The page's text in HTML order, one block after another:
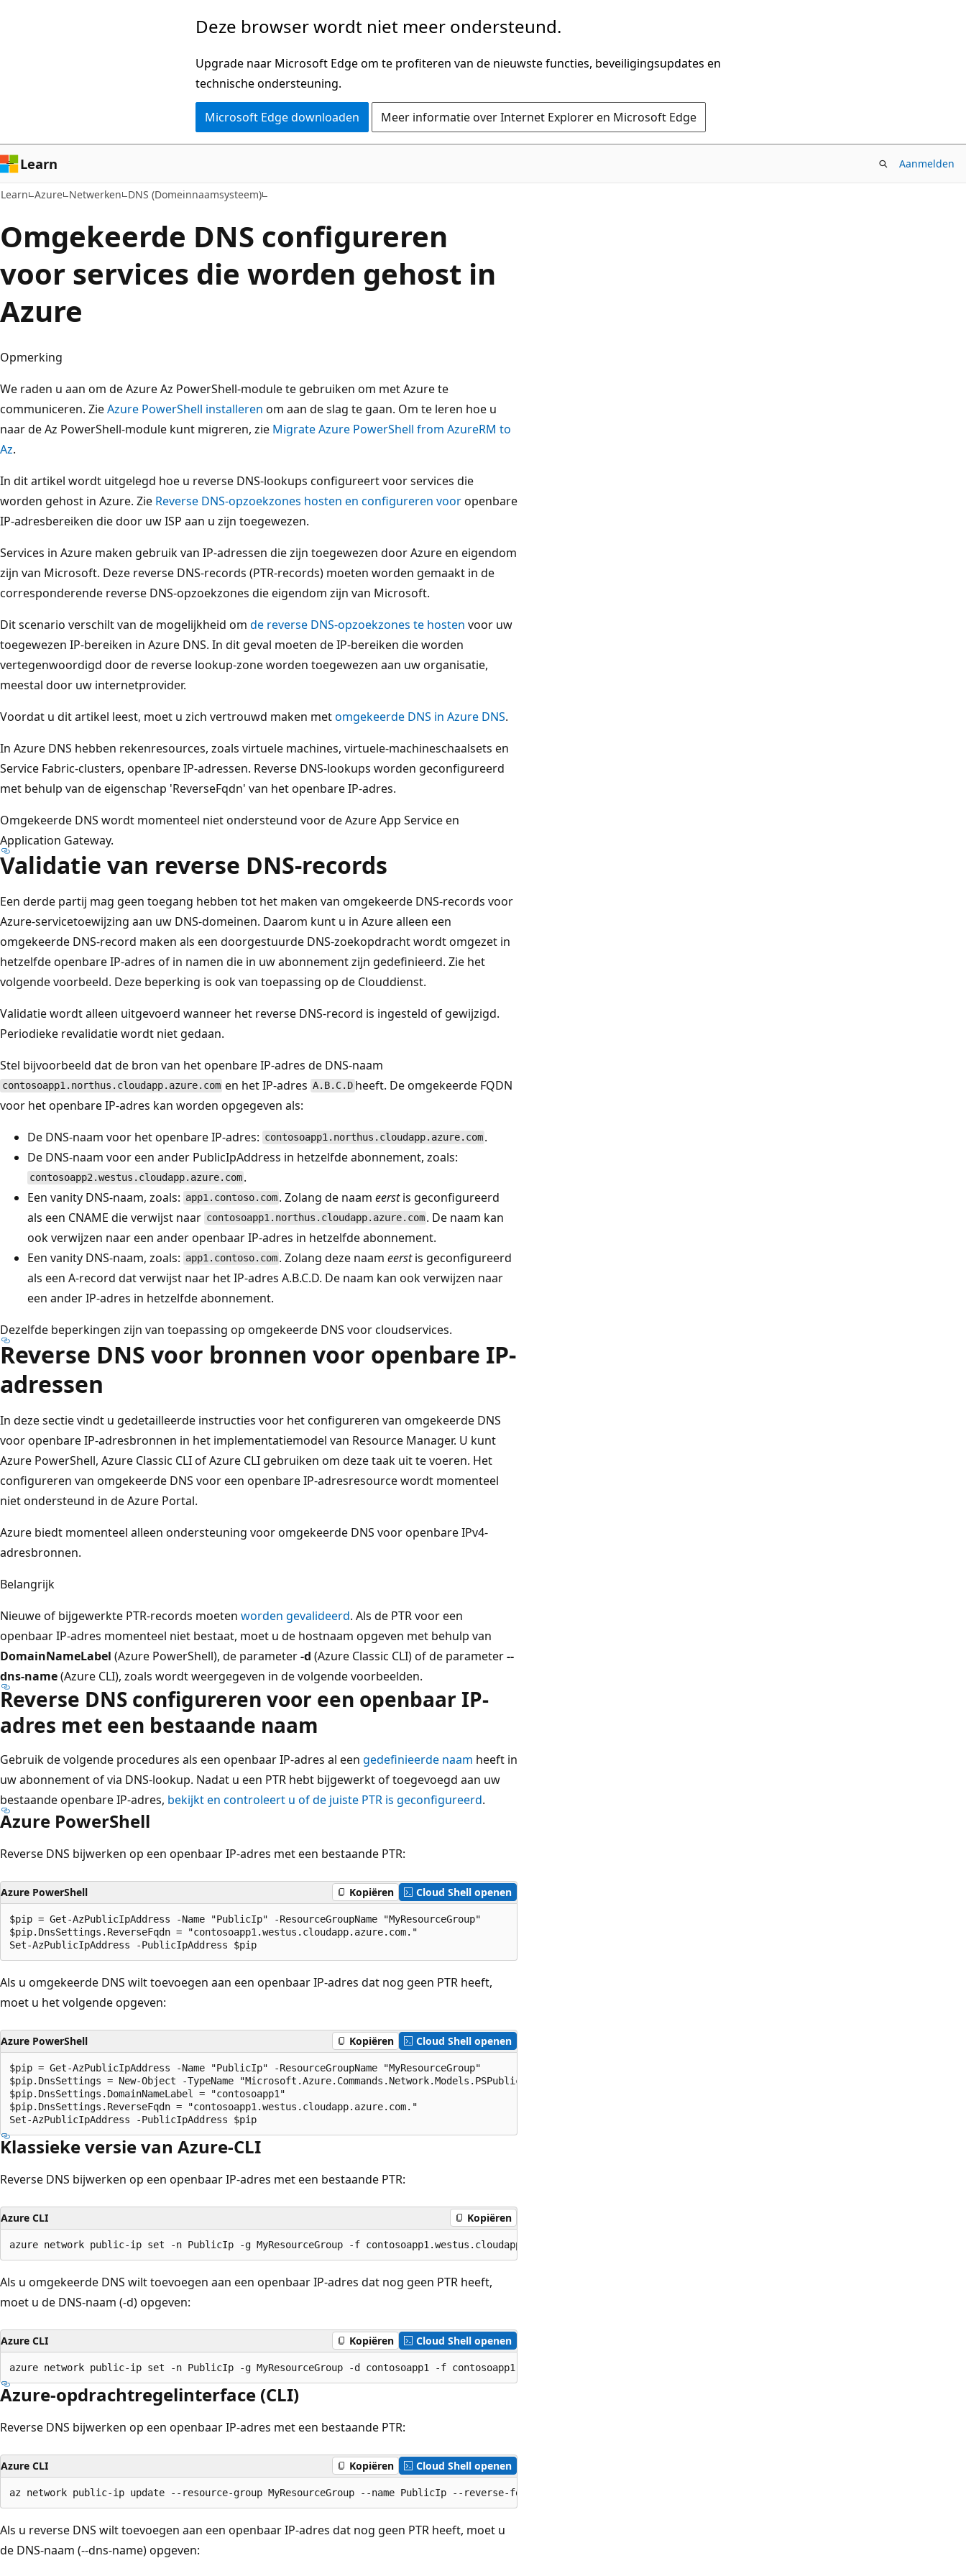
Deze browser wordt niet meer ondersteund.
Upgrade naar Microsoft Edge om te profiteren van de nieuwste functies, beveiligingsupdates en
technische ondersteuning.
Microsoft Edge downloaden Meer informatie over Internet Explorer en Microsoft Edge
Learn Aanmelden
Learn Azure Netwerken DNS (Domeinnaamsysteem)
Omgekeerde DNS configureren
voor services die worden gehost in
Azure
Opmerking
We raden u aan om de Azure Az PowerShell-module te gebruiken om met Azure te
communiceren. ZieAzure PowerShell installeren om aan de slag te gaan. Om te leren hoe u
naar de Az PowerShell-module kunt migreren, zie Migrate Azure PowerShell from AzureRM to
Az.
In dit artikel wordt uitgelegd hoe u reverse DNS-lookups configureert voor services die
worden gehost in Azure. Zie Reverse DNS-opzoekzones hosten en configureren vooropenbare
IP-adresbereiken die door uw ISP aan u zijn toegewezen.
Services in Azure maken gebruik van IP-adressen die zijn toegewezen door Azure en eigendom
zijn van Microsoft. Deze reverse DNS-records (PTR-records) moeten worden gemaakt in de
corresponderende reverse DNS-opzoekzones die eigendom zijn van Microsoft.
Dit scenario verschilt van de mogelijkheid om de reverse DNS-opzoekzones te hosten voor uw
toegewezen IP-bereiken in Azure DNS. In dit geval moeten de IP-bereiken die worden
vertegenwoordigd door de reverse lookup-zone worden toegewezen aan uw organisatie,
meestal door uw internetprovider.
Voordat u dit artikel leest, moet u zich vertrouwd maken metomgekeerde DNS in Azure DNS.
In Azure DNS hebben rekenresources, zoals virtuele machines, virtuele-machineschaalsets en
Service Fabric-clusters, openbare IP-adressen. Reverse DNS-lookups worden geconfigureerd
met behulp van de eigenschap 'ReverseFqdn' van het openbare IP-adres.
Omgekeerde DNS wordt momenteel niet ondersteund voor de Azure App Service en
Application Gateway.
Validatie van reverse DNS-records
Een derde partij mag geen toegang hebben tot het maken van omgekeerde DNS-records voor
Azure-servicetoewijzing aan uw DNS-domeinen. Daarom kunt u in Azure alleen een
omgekeerde DNS-record maken als een doorgestuurde DNS-zoekopdracht wordt omgezet in
hetzelfde openbare IP-adres of in namen die in uw abonnement zijn gedefinieerd. Zie het
volgende voorbeeld. Deze beperking is ook van toepassing op de Clouddienst.
Validatie wordt alleen uitgevoerd wanneer het reverse DNS-record is ingesteld of gewijzigd.
Periodieke revalidatie wordt niet gedaan.
Stel bijvoorbeeld dat de bron van het openbare IP-adres de DNS-naam
contosoapp1.northus.cloudapp.azure.com en het IP-adres A.B.C.D heeft. De omgekeerde FQDN
voor het openbare IP-adres kan worden opgegeven als:
De DNS-naam voor het openbare IP-adres: contosoapp1.northus.cloudapp.azure.com .
De DNS-naam voor een ander PublicIpAddress in hetzelfde abonnement, zoals:
contosoapp2.westus.cloudapp.azure.com .
Een vanity DNS-naam, zoals: app1.contoso.com . Zolang de naameerstis geconfigureerd
als een CNAME die verwijst naar contosoapp1.northus.cloudapp.azure.com . De naam kan
ook verwijzen naar een ander openbaar IP-adres in hetzelfde abonnement.
Een vanity DNS-naam, zoals: app1.contoso.com . Zolang deze naameerstis geconfigureerd
als een A-record dat verwijst naar het IP-adres A.B.C.D. De naam kan ook verwijzen naar
een ander IP-adres in hetzelfde abonnement.
Dezelfde beperkingen zijn van toepassing op omgekeerde DNS voor cloudservices.
Reverse DNS voor bronnen voor openbare IP-
adressen
In deze sectie vindt u gedetailleerde instructies voor het configureren van omgekeerde DNS
voor openbare IP-adresbronnen in het implementatiemodel van Resource Manager. U kunt
Azure PowerShell, Azure Classic CLI of Azure CLI gebruiken om deze taak uit te voeren. Het
configureren van omgekeerde DNS voor een openbare IP-adresresource wordt momenteel
niet ondersteund in de Azure Portal.
Azure biedt momenteel alleen ondersteuning voor omgekeerde DNS voor openbare IPv4-
adresbronnen.
Belangrijk
Nieuwe of bijgewerkte PTR-records moeten worden gevalideerd. Als de PTR voor een
openbaar IP-adres momenteel niet bestaat, moet u de hostnaam opgeven met behulp van
DomainNameLabel (Azure PowerShell), de parameter-d (Azure Classic CLI) of de parameter--
dns-name(Azure CLI), zoals wordt weergegeven in de volgende voorbeelden.
Reverse DNS configureren voor een openbaar IP-
adres met een bestaande naam
Gebruik de volgende procedures als een openbaar IP-adres al een gedefinieerde naam heeft in
uw abonnement of via DNS-lookup. Nadat u een PTR hebt bijgewerkt of toegevoegd aan uw
bestaande openbare IP-adres, bekijkt en controleert u of de juiste PTR is geconfigureerd.
Azure PowerShell
Reverse DNS bijwerken op een openbaar IP-adres met een bestaande PTR:
Azure PowerShell Kopiëren Cloud Shell openen
$pip = Get-AzPublicIpAddress -Name "PublicIp" -ResourceGroupName "MyResourceGroup"
$pip.DnsSettings.ReverseFqdn = "contosoapp1.westus.cloudapp.azure.com."
Als u omgekeerde DNS wilt toevoegen aan een openbaar IP-adres dat nog geen PTR heeft,
moet u het volgende opgeven:
Azure PowerShell Kopiëren Cloud Shell openen
$pip = Get-AzPublicIpAddress -Name "PublicIp" -ResourceGroupName "MyResourceGroup"
$pip.DnsSettings = New-Object -TypeName "Microsoft.Azure.Commands.Network.Models.PSPublicIpAddressDnsSettings"
$pip.DnsSettings.DomainNameLabel = "contosoapp1"
$pip.DnsSettings.ReverseFqdn = "contosoapp1.westus.cloudapp.azure.com."
Klassieke versie van Azure-CLI
Reverse DNS bijwerken op een openbaar IP-adres met een bestaande PTR:
Azure CLI Kopiëren
Als u omgekeerde DNS wilt toevoegen aan een openbaar IP-adres dat nog geen PTR heeft,
moet u de DNS-naam (-d) opgeven:
Azure CLI Kopiëren Cloud Shell openen
Azure-opdrachtregelinterface (CLI)
Reverse DNS bijwerken op een openbaar IP-adres met een bestaande PTR:
Azure CLI Kopiëren Cloud Shell openen
Als u reverse DNS wilt toevoegen aan een openbaar IP-adres dat nog geen PTR heeft, moet u
de DNS-naam (--dns-name) opgeven: